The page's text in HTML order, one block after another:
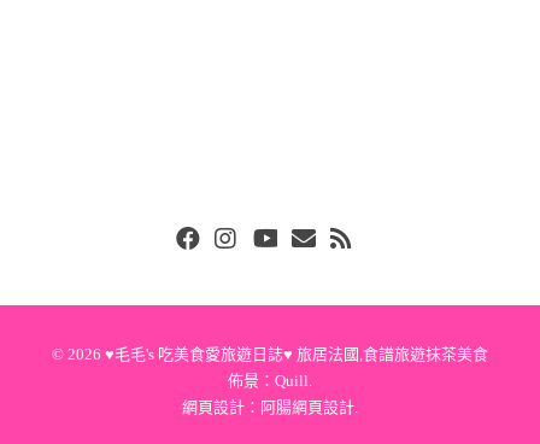
© 2026 ♥毛毛's 吃美食愛旅遊日誌♥ 旅居法國,食譜旅遊抹茶美食
佈景： Quill.
網頁設計： 阿腸網頁設計.